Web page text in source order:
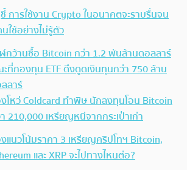
การใช้งาน Crypto ในอนาคตจะราบรื่นจน
ใช้อย่างไม่รู้ตัว
กว้านซื้อ Bitcoin กว่า 1.2 พันล้านดอลลาร์
ที่กองทุน ETF ดึงดูดเงินทุนกว่า 750 ล้าน
ลาร์
โหว่ Coldcard ทำพิษ นักลงทุนโอน Bitcoin
210,000 เหรียญหนีจากกระเป๋าเก่า
แนวโน้มราคา 3 เหรียญคริปโทฯ Bitcoin,
และ XRP จะไปทางไหนต่อ?